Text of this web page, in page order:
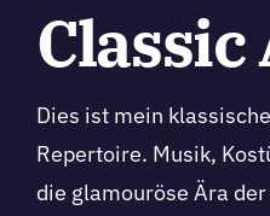
Classic
Dies ist mein
Repertoire. Musik,
die glamouröse Ära